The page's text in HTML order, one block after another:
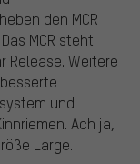
den MCR
MCR steht
Release. Weitere
und
Ach ja,
Large.